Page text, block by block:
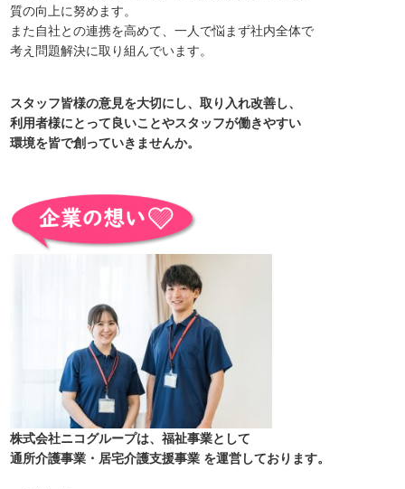
質の向上に努めます。
また自社との連携を高めて、一人で悩まず社内全体で
考え問題解決に取り組んでいます。
スタッフ皆様の意見を大切にし、取り入れ改善し、
利用者様にとって良いことやスタッフが働きやすい
環境を皆で創っていきませんか。
株式会社ニコグループは、福祉事業として
通所介護事業・居宅介護支援事業 を運営しております。